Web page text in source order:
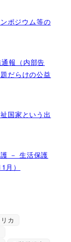
ポジウム等の
報（内部告
だらけの公益
国家という出
－ 生活保護
）
カ